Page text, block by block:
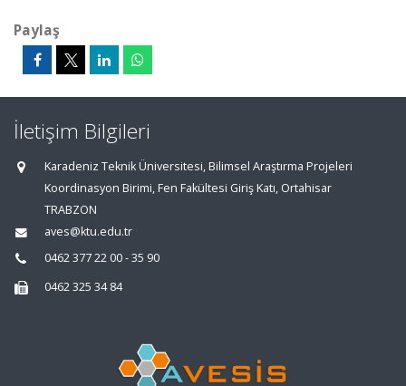
Paylaş
İletişim Bilgileri
Karadeniz Teknik Üniversitesi, Bilimsel Araştırma Projeleri
Koordinasyon Birimi, Fen Fakültesi Giriş Katı, Ortahisar
TRABZON
aves@ktu.edu.tr
0462 377 22 00 - 35 90
0462 325 34 84